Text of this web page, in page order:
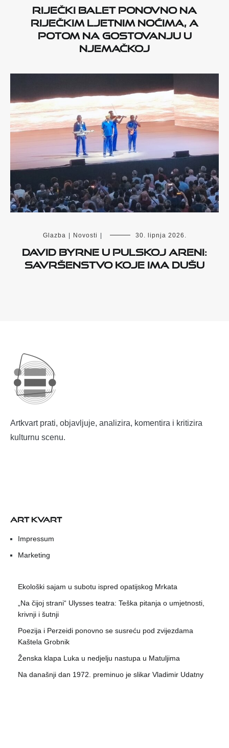
Riječki Balet ponovno na
Riječkim ljetnim noćima, a
potom na gostovanju u
Njemačkoj
Glazba Novosti 30. lipnja 2026.
David Byrne u pulskoj Areni:
savršenstvo koje ima dušu
Artkvart prati, objavljuje, analizira, komentira i kritizira
kulturnu scenu.
ART KVART
Impressum
Marketing
Ekološki sajam u subotu ispred opatijskog Mrkata
„Na čijoj strani“ Ulysses teatra: Teška pitanja o umjetnosti,
krivnji i šutnji
Poezija i Perzeidi ponovno se susreću pod zvijezdama
Kaštela Grobnik
Ženska klapa Luka u nedjelju nastupa u Matuljima
Na današnji dan 1972. preminuo je slikar Vladimir Udatny